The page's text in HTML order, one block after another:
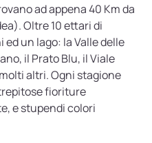
ad appena 40 Km da
Oltre 10 ettari di
un lago: la Valle delle
il Prato Blu, il Viale
altri. Ogni stagione
fioriture
e stupendi colori